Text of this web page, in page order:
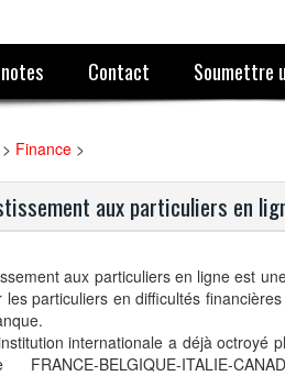
Contact Soumettre
> Finance >
aux particuliers en
aux particuliers en ligne est
les particuliers en difficultés
internationale a déjà octroyé
FRANCE-BELGIQUE-ITALIE-